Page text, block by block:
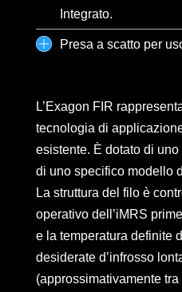
Integrato.
Presa a scatto per
L’Exagon FIR
tecnologia di
esistente. È dotato di
di uno specifico modello
La struttura del filo è
operativo dell’iMRS
e la temperatura definite
desiderate d’infrosso
(approssimativamente